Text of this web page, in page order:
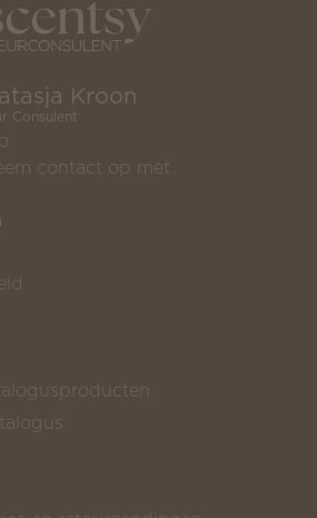
Kroon
Consulent
contact op met